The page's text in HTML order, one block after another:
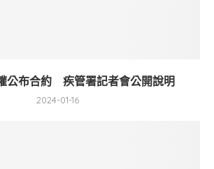
公布合約 疾管署記者會公開說明
2024-01-16